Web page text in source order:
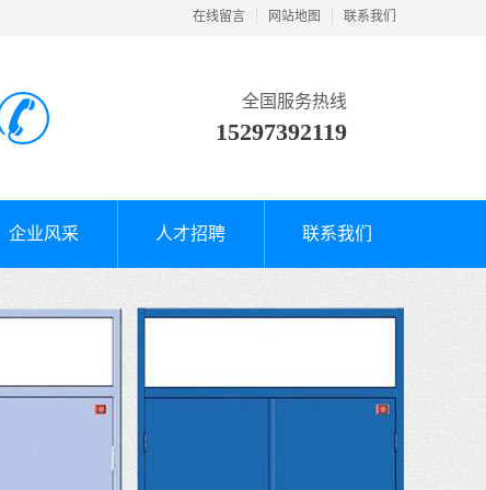
在线留言 网站地图 联系我们
全国服务热线
15297392119
企业风采 人才招聘 联系我们